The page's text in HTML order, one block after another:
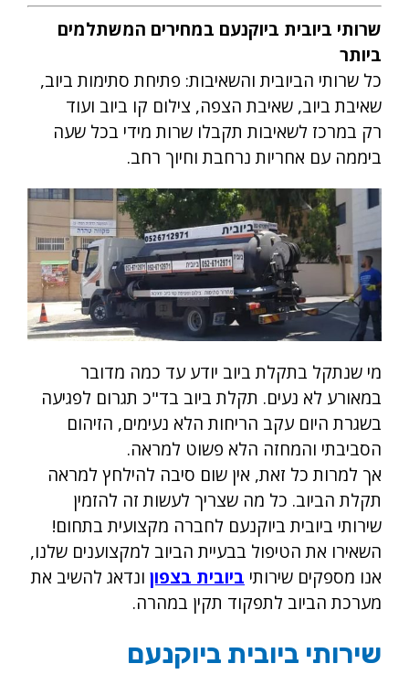
שרותי ביובית ביוקנעם במחירים המשתלמים
ביותר
כל שרותי הביובית והשאיבות: פתיחת סתימות ביוב,
שאיבת ביוב, שאיבת הצפה, צילום קו ביוב ועוד
רק במרכז לשאיבות תקבלו שרות מידי בכל שעה
ביממה עם אחריות נרחבת וחיוך רחב.
מי שנתקל בתקלת ביוב יודע עד כמה מדובר
במאורע לא נעים. תקלת ביוב בד"כ תגרום לפגיעה
בשגרת היום עקב הריחות הלא נעימים, הזיהום
הסביבתי והמחזה הלא פשוט למראה.
אך למרות כל זאת, אין שום סיבה להילחץ למראה
תקלת הביוב. כל מה שצריך לעשות זה להזמין
שירותי ביובית ביוקנעם לחברה מקצועית בתחום!
השאירו את הטיפול בבעיית הביוב למקצוענים שלנו,
אנו מספקים שירותי ביובית בצפון ונדאג להשיב את
מערכת הביוב לתפקוד תקין במהרה.
שירותי ביובית ביוקנעם